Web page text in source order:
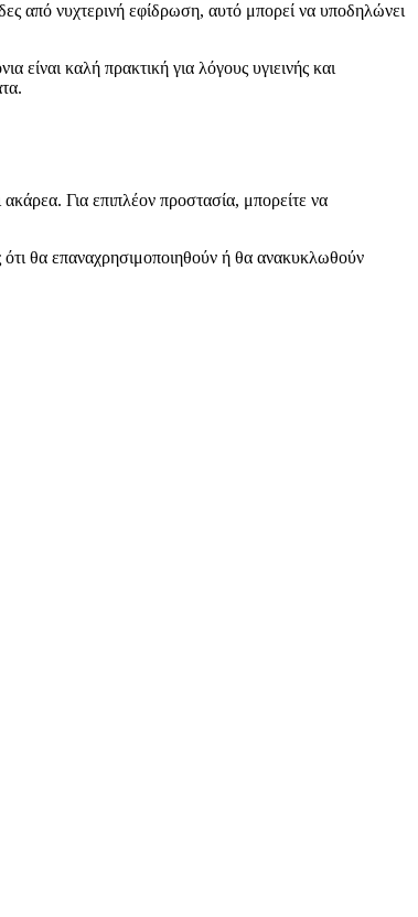
από νυχτερινή εφίδρωση, αυτό μπορεί να υποδηλώνει
καλή πρακτική για λόγους υγιεινής και
Για επιπλέον προστασία, μπορείτε να
θα επαναχρησιμοποιηθούν ή θα ανακυκλωθούν